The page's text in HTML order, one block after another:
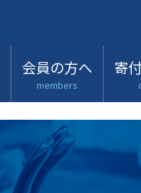
会員の方へ
members
寄